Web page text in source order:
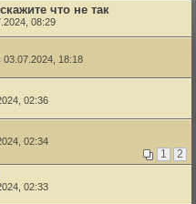
что не так
08:29
03.07.2024, 18:18
02:36
02:34
1 2
02:33